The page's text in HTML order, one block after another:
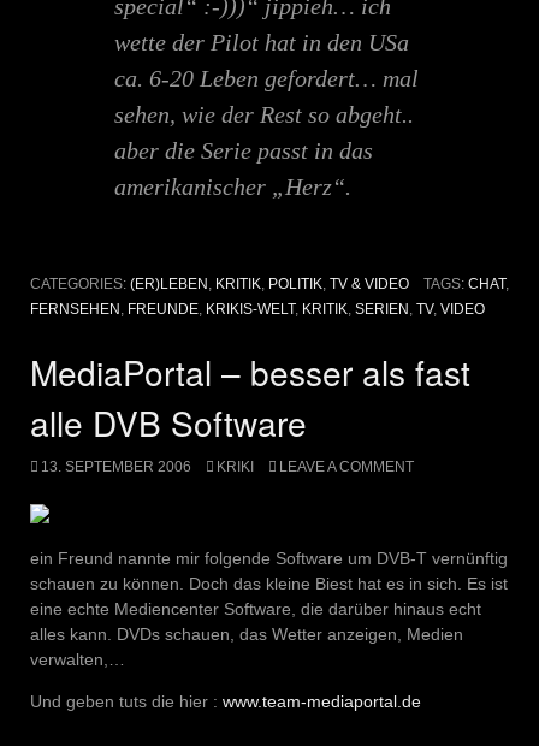
special“ :-)))“ jippieh… ich
wette der Pilot hat in den USa
ca. 6-20 Leben gefordert… mal
sehen, wie der Rest so abgeht..
aber die Serie passt in das
amerikanischer „Herz“.
CATEGORIES: (ER)LEBEN, KRITIK, POLITIK, TV & VIDEO TAGS: CHAT,
FERNSEHEN, FREUNDE, KRIKIS-WELT, KRITIK, SERIEN, TV, VIDEO
MediaPortal – besser als fast
alle DVB Software
13. SEPTEMBER 2006 KRIKI LEAVE A COMMENT
ein Freund nannte mir folgende Software um DVB-T vernünftig
schauen zu können. Doch das kleine Biest hat es in sich. Es ist
eine echte Mediencenter Software, die darüber hinaus echt
alles kann. DVDs schauen, das Wetter anzeigen, Medien
verwalten,…
Und geben tuts die hier : www.team-mediaportal.de